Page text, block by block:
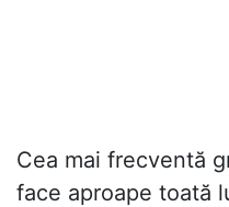
Cea mai frecventă
face aproape toată